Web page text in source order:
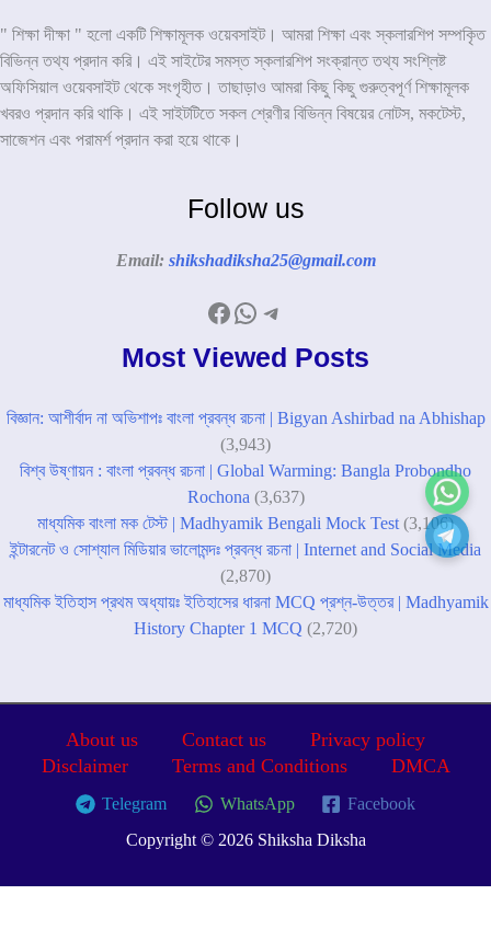
" শিক্ষা দীক্ষা " হলো একটি শিক্ষামূলক ওয়েবসাইট। আমরা শিক্ষা এবং স্কলারশিপ সম্পকৃিত
বিভিন্ন তথ্য প্রদান করি। এই সাইটের সমস্ত স্কলারশিপ সংক্রান্ত তথ্য সংশ্লিষ্ট
অফিসিয়াল ওয়েবসাইট থেকে সংগৃহীত। তাছাড়াও আমরা কিছু কিছু গুরুত্বপূর্ণ শিক্ষামূলক
খবরও প্রদান করি থাকি। এই সাইটটিতে সকল শ্রেণীর বিভিন্ন বিষয়ের নোটস, মকটেস্ট,
সাজেশন এবং পরামর্শ প্রদান করা হয়ে থাকে।
Follow us
Email: shikshadiksha25@gmail.com
Facebook
WhatsApp
Telegram
Most Viewed Posts
বিজ্ঞান: আশীর্বাদ না অভিশাপঃ বাংলা প্রবন্ধ রচনা | Bigyan Ashirbad na Abhishap
(3,943)
বিশ্ব উষ্ণায়ন : বাংলা প্রবন্ধ রচনা | Global Warming: Bangla Probondho
Rochona (3,637)
মাধ্যমিক বাংলা মক টেস্ট | Madhyamik Bengali Mock Test (3,106)
ইন্টারনেট ও সোশ্যাল মিডিয়ার ভালোমন্দঃ প্রবন্ধ রচনা | Internet and Social Media
(2,870)
মাধ্যমিক ইতিহাস প্রথম অধ্যায়ঃ ইতিহাসের ধারনা MCQ প্রশ্ন-উত্তর | Madhyamik
History Chapter 1 MCQ (2,720)
About us Contact us
Privacy policy
Disclaimer
Terms and Conditions DMCA
Telegram WhatsApp
Facebook
Copyright © 2026 Shiksha Diksha